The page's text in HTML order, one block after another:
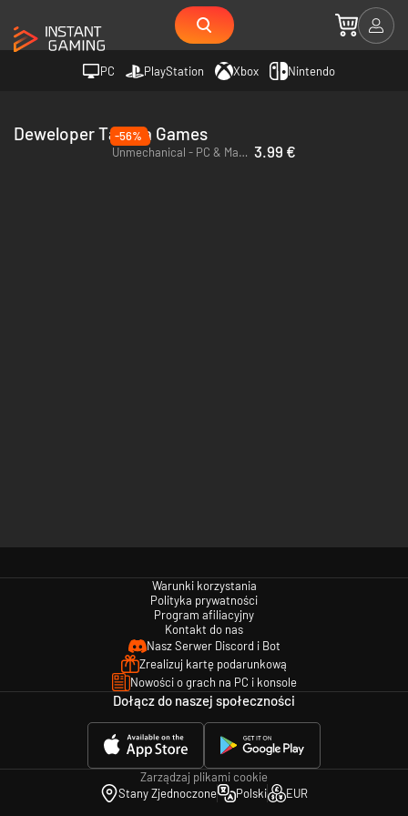
PC PlayStation Xbox Nintendo
Deweloper Talawa Games
-56%
Unmechanical - PC & Mac (Steam) 3.99 €
Warunki korzystania
Polityka prywatności
Program afiliacyjny
Kontakt do nas
Nasz Serwer Discord i Bot
Zrealizuj kartę podarunkową
Nowości o grach na PC i konsole
Dołącz do naszej społeczności
Zarządzaj plikami cookie
Stany Zjednoczone
Polski EUR